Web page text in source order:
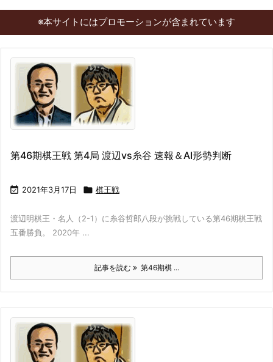
※本サイトにはプロモーションが含まれています
第46期棋王戦 第4局 渡辺vs糸谷 速報＆AI形勢判断
 2021年3月17日  棋王戦
渡辺明棋王・名人（2-1）に糸谷哲郎八段が挑戦している第46期棋王戦
五番勝負。 2020年 ...
記事を読む 第46期棋 ...